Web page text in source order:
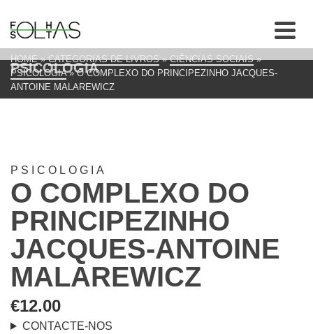
PSICOLOGIA
HOME » CATEGORIAS DE LIVROS » CIÊNCIAS SOCIAIS »
PSICOLOGIA » O COMPLEXO DO PRINCIPEZINHO JACQUES-
ANTOINE MALAREWICZ
PSICOLOGIA
O COMPLEXO DO
PRINCIPEZINHO
JACQUES-ANTOINE
MALAREWICZ
€12.00
CONTACTE-NOS